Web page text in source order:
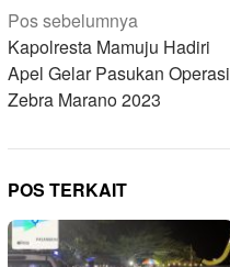
Navigasi
pos
Pos sebelumnya
Kapolresta Mamuju Hadiri
Apel Gelar Pasukan Operasi
Zebra Marano 2023
POS TERKAIT